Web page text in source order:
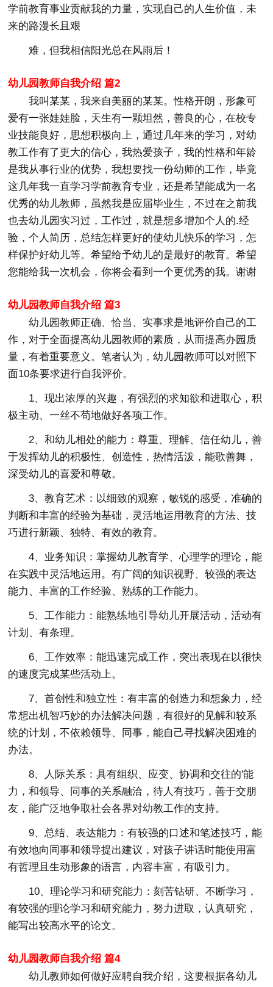
学前教育事业贡献我的力量，实现自己的人生价值，未
来的路漫长且艰
难，但我相信阳光总在风雨后！
幼儿园教师自我介绍 篇2
我叫某某，我来自美丽的某某。性格开朗，形象可
爱有一张娃娃脸，天生有一颗坦然，善良的心，在校专
业技能良好，思想积极向上，通过几年来的学习，对幼
教工作有了更大的信心，我热爱孩子，我的性格和年龄
是我从事行业的优势，我想要找一份幼师的工作，毕竟
这几年我一直学习学前教育专业，还是希望能成为一名
优秀的幼儿教师，虽然我是应届毕业生，不过在之前我
也去幼儿园实习过，工作过，就是想多增加个人的.经
验，个人简历，总结怎样更好的使幼儿快乐的学习，怎
样保护好幼儿等。希望给予幼儿的是最好的教育。希望
您能给我一次机会，你将会看到一个更优秀的我。谢谢
幼儿园教师自我介绍 篇3
幼儿园教师正确、恰当、实事求是地评价自己的工
作，对于全面提高幼儿园教师的素质，从而提高办园质
量，有着重要意义。笔者认为，幼儿园教师可以对照下
面10条要求进行自我评价。
1、现出浓厚的兴趣，有强烈的求知欲和进取心，积
极主动、一丝不苟地做好各项工作。
2、和幼儿相处的能力：尊重、理解、信任幼儿，善
于发挥幼儿的积极性、创造性，热情活泼，能歌善舞，
深受幼儿的喜爱和尊敬。
3、教育艺术：以细致的观察，敏锐的感受，准确的
判断和丰富的经验为基础，灵活地运用教育的方法、技
巧进行新颖、独特、有效的教育。
4、业务知识：掌握幼儿教育学、心理学的理论，能
在实践中灵活地运用。有广阔的知识视野、较强的表达
能力、丰富的工作经验、熟练的工作能力。
5、工作能力：能熟练地引导幼儿开展活动，活动有
计划、有条理。
6、工作效率：能迅速完成工作，突出表现在以很快
的速度完成某些活动上。
7、首创性和独立性：有丰富的创造力和想象力，经
常想出机智巧妙的办法解决问题，有很好的见解和较系
统的计划，不依赖领导、同事，能自己寻找解决困难的
办法。
8、人际关系：具有组织、应变、协调和交往的'能
力，和领导、同事的关系融洽，待人有技巧，善于交朋
友，能广泛地争取社会各界对幼教工作的支持。
9、总结、表达能力：有较强的口述和笔述技巧，能
有效地向同事和领导提出建议，对孩子讲话时能使用富
有哲理且生动形象的语言，内容丰富，有吸引力。
10、理论学习和研究能力：刻苦钻研、不断学习，
有较强的理论学习和研究能力，努力进取，认真研究，
能写出较高水平的论文。
幼儿园教师自我介绍 篇4
幼儿教师如何做好应聘自我介绍，这要根据各幼儿